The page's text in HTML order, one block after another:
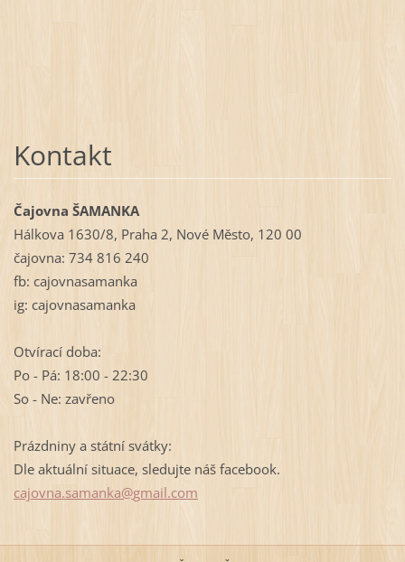
Kontakt
Čajovna ŠAMANKA
Hálkova 1630/8, Praha 2, Nové Město, 120 00
čajovna: 734 816 240
fb: cajovnasamanka
ig: cajovnasamanka
Otvírací doba:
Po - Pá: 18:00 - 22:30
So - Ne: zavřeno
Prázdniny a státní svátky:
Dle aktuální situace, sledujte náš facebook.
cajovna.samanka@gmail.com